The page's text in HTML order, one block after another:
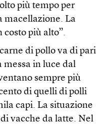
più tempo per
macellazione. La
costo più alto”.
di pollo va di pari
messa in luce dal
sempre più
di quelli di polli
capi. La situazione
vacche da latte. Nel